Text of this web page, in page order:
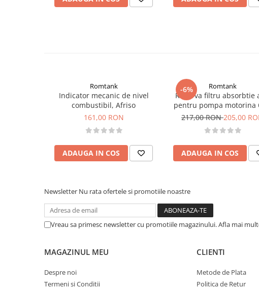
Romtank
Indicator mecanic de nivel
combustibil, Afriso
161,00 RON
ADAUGA IN COS
-6% Romtank
Rezerva filtru absorbtie
pentru pompa motorina
70-30
217,00 RON205,00
ADAUGA IN COS
Newsletter Nu rata ofertele si promotiile noastre
Vreau sa primesc newsletter cu promotiile magazinului. Afla mai
MAGAZINUL MEU
Despre noi
Termeni si Conditii
CLIENTI
Metode de Plata
Politica de Retur